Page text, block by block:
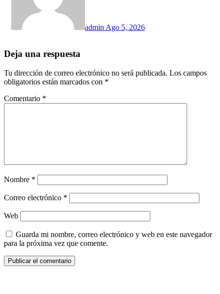
admin Ago 5, 2026
Deja una respuesta
Tu dirección de correo electrónico no será publicada. Los campos
obligatorios están marcados con *
Comentario *
Nombre *
Correo electrónico *
Web
Guarda mi nombre, correo electrónico y web en este navegador
para la próxima vez que comente.